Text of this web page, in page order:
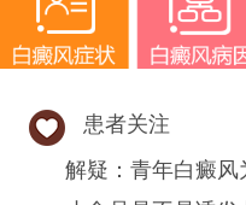
患者关注
解疑：青年白癜风